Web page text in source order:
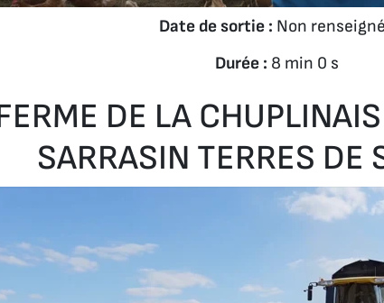
Date de sortie : Non
Durée : 8 min 0 s
DE LA
SARRASIN TERRES DE